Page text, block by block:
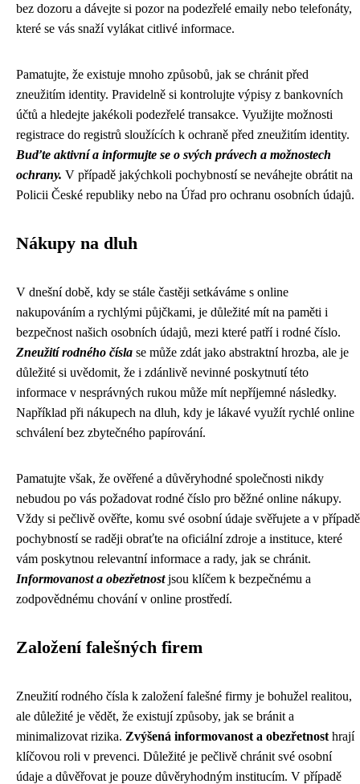
bez dozoru a dávejte si pozor na podezřelé emaily nebo telefonáty,
které se vás snaží vylákat citlivé informace.
Pamatujte, že existuje mnoho způsobů, jak se chránit před
zneužitím identity. Pravidelně si kontrolujte výpisy z bankovních
účtů a hledejte jakékoli podezřelé transakce. Využijte možnosti
registrace do registrů sloužících k ochraně před zneužitím identity.
Buďte aktivní a informujte se o svých právech a možnostech
ochrany. V případě jakýchkoli pochybností se neváhejte obrátit na
Policii České republiky nebo na Úřad pro ochranu osobních údajů.
Nákupy na dluh
V dnešní době, kdy se stále častěji setkáváme s online
nakupováním a rychlými půjčkami, je důležité mít na paměti i
bezpečnost našich osobních údajů, mezi které patří i rodné číslo.
Zneužití rodného čísla se může zdát jako abstraktní hrozba, ale je
důležité si uvědomit, že i zdánlivě nevinné poskytnutí této
informace v nesprávných rukou může mít nepříjemné následky.
Například při nákupech na dluh, kdy je lákavé využít rychlé online
schválení bez zbytečného papírování.
Pamatujte však, že ověřené a důvěryhodné společnosti nikdy
nebudou po vás požadovat rodné číslo pro běžné online nákupy.
Vždy si pečlivě ověřte, komu své osobní údaje svěřujete a v případě
pochybností se raději obraťte na oficiální zdroje a instituce, které
vám poskytnou relevantní informace a rady, jak se chránit.
Informovanost a obezřetnostjsou klíčem k bezpečnému a
zodpovědnému chování v online prostředí.
Založení falešných firem
Zneužití rodného čísla k založení falešné firmy je bohužel realitou,
ale důležité je vědět, že existují způsoby, jak se bránit a
minimalizovat rizika. Zvýšená informovanost a obezřetnost hrají
klíčovou roli v prevenci. Důležité je pečlivě chránit své osobní
údaje a důvěřovat je pouze důvěryhodným institucím. V případě